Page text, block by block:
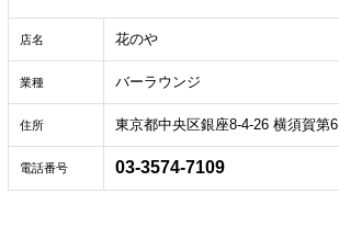
店名 花のや
業種 バーラウンジ
住所 東京都中央区銀座8-4-26 横須賀第
電話番号 03-3574-7109